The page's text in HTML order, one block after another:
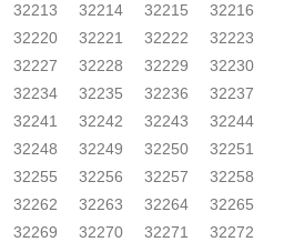
32213 32214 32215
32216
32220 32221 32222
32223
32227 32228 32229
32230
32234 32235 32236
32237
32241 32242 32243
32244
32248 32249 32250
32251
32255 32256 32257
32258
32262 32263 32264
32265
32269 32270 32271
32272